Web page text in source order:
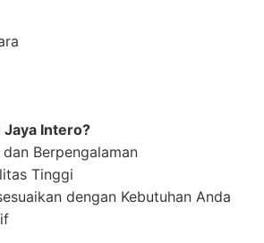
Intero?
Berpengalaman
Tinggi
dengan Kebutuhan Anda